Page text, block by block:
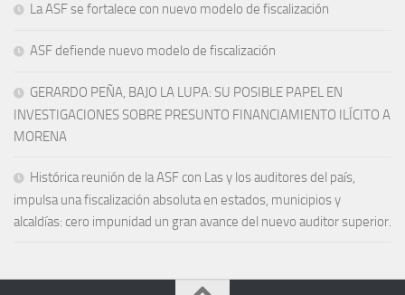
La ASF se fortalece con nuevo modelo de fiscalización
ASF defiende nuevo modelo de fiscalización
GERARDO PEÑA, BAJO LA LUPA: SU POSIBLE PAPEL EN
INVESTIGACIONES SOBRE PRESUNTO FINANCIAMIENTO ILÍCITO A
MORENA
Histórica reunión de la ASF con Las y los auditores del país,
impulsa una fiscalización absoluta en estados, municipios y
alcaldías: cero impunidad un gran avance del nuevo auditor superior.